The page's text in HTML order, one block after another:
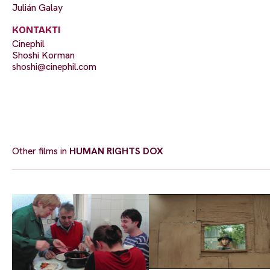
Julián Galay
KONTAKTI
Cinephil
Shoshi Korman
shoshi@cinephil.com
Other films in HUMAN RIGHTS DOX